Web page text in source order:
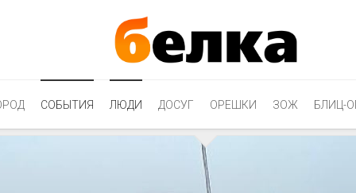
СОБЫТИЯ ЛЮДИ ДОСУГ ОРЕШКИ ЗОЖ БЛИЦ-